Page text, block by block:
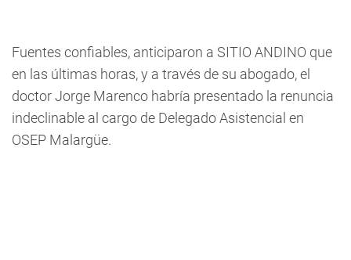
Fuentes confiables, anticiparon a SITIO ANDINO que
en las últimas horas, y a través de su abogado, el
doctor Jorge Marenco habría presentado la renuncia
indeclinable al cargo de Delegado Asistencial en
OSEP Malargüe.